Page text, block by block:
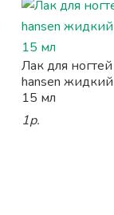
Лак для
hansen
15 мл
1р.